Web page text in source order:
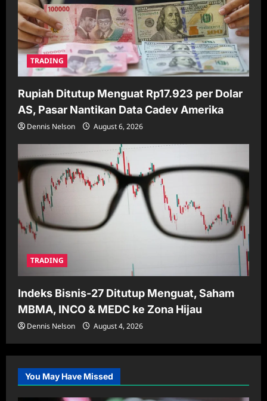
TRADING
Rupiah Ditutup Menguat Rp17.923 per Dolar
AS, Pasar Nantikan Data Cadev Amerika
Dennis Nelson August 6, 2026
TRADING
Indeks Bisnis-27 Ditutup Menguat, Saham
MBMA, INCO & MEDC ke Zona Hijau
Dennis Nelson August 4, 2026
You May Have Missed